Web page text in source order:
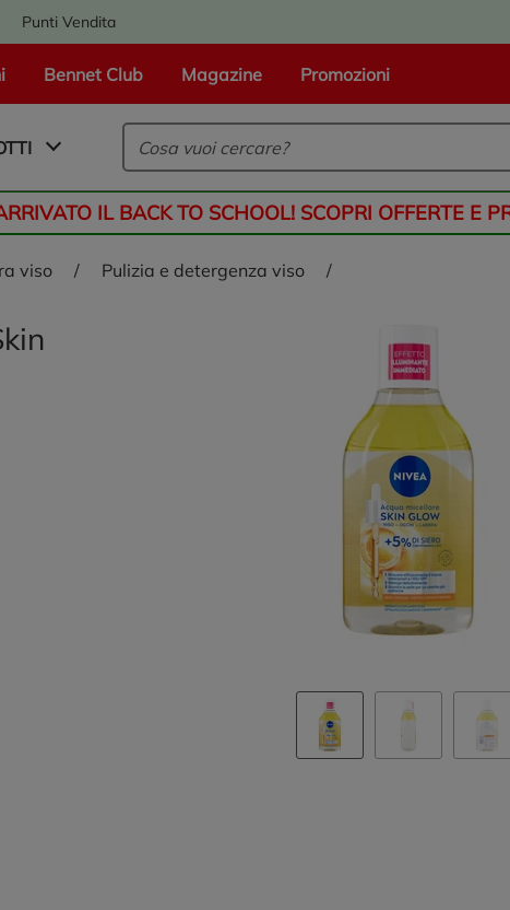
Punti Vendita
Bennet Club Magazine Promozioni
homepage
IL BACK TO SCHOOL! SCOPRI OFFERTE E
viso / pulizia e detergenza viso /